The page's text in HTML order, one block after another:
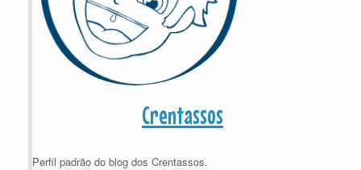
Crentassos
Perfil padrão do blog dos Crentassos.